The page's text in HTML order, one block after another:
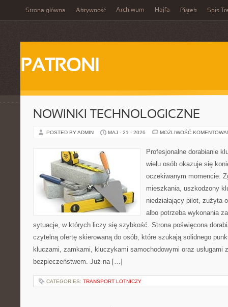
Strona główna Aktywność Archiwum Hajfa Piątek Spis
PATRONI
NOWINKI TECHNOLOGICZNE
POSTED BY ADMIN MAJ - 21 - 2026 MOŻLIWOŚĆ
Profesjonalne dorabianie
wielu osób okazuje się
oczekiwanym momencie.
mieszkania, uszkodzony
niedziałający pilot, zużyta
albo potrzeba wykonania
sytuacje, w których liczy się szybkość. Strona poświęcona
czytelną ofertę skierowaną do osób, które szukają solidnego
kluczami, zamkami, kluczykami samochodowymi oraz usługami
bezpieczeństwem. Już na […]
CATEGORIES: TRANSPORT LOTNICZY